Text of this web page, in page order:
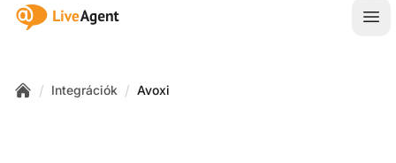
:site.title
/ Integrációk / Avoxi